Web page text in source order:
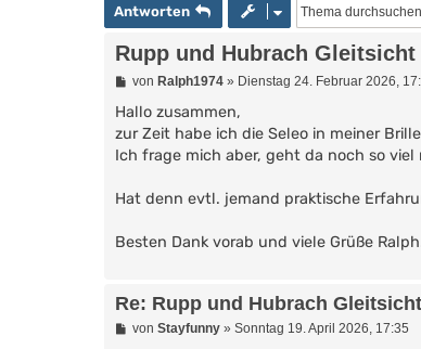
Antworten
Rupp und Hubrach
B
i
r
a
von Ralph1974» Dienstag 24. Februar 2026,
Hallo zusammen,
zur Zeit habe ich die Seleo in meiner
Ich frage mich aber, geht da noch so
Hat denn evtl. jemand praktische
Besten Dank vorab und viele Grüße
Re: Rupp und Hubrach
Bvon Stayfunny» Sonntag 19. April 2026, 17:35